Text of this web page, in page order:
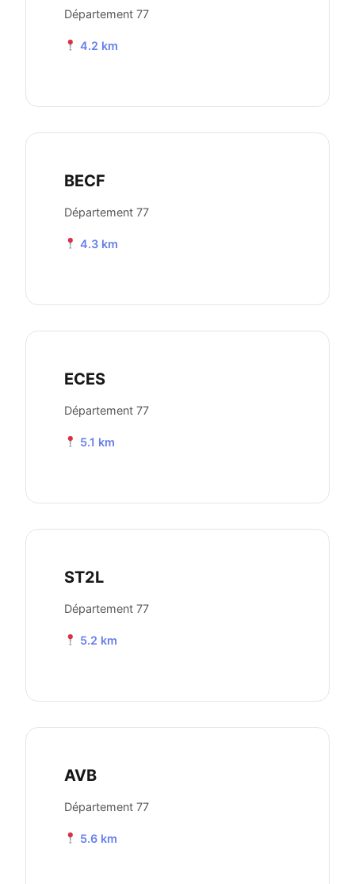
Département 77
4.2 km
BECF
Département 77
4.3 km
ECES
Département 77
5.1 km
ST2L
Département 77
5.2 km
AVB
Département 77
5.6 km